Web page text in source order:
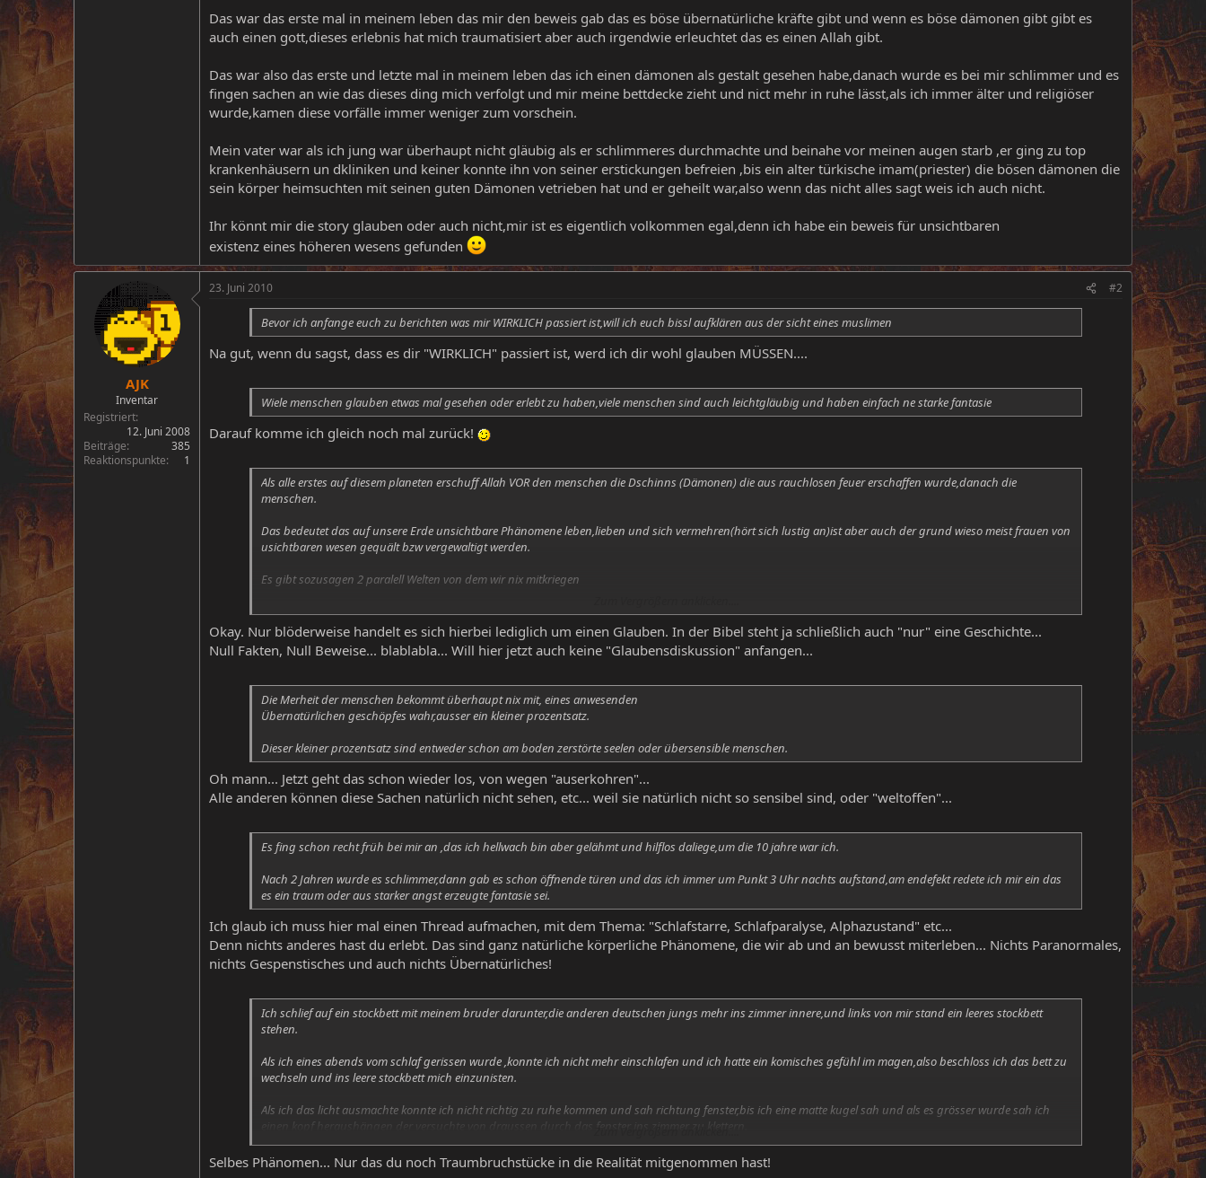
Das war das erste mal in meinem leben das mir den beweis gab das es böse übernatürliche kräfte gibt und wenn es böse dämonen gibt gibt es
auch einen gott,dieses erlebnis hat mich traumatisiert aber auch irgendwie erleuchtet das es einen Allah gibt.
Das war also das erste und letzte mal in meinem leben das ich einen dämonen als gestalt gesehen habe,danach wurde es bei mir schlimmer und es
fingen sachen an wie das dieses ding mich verfolgt und mir meine bettdecke zieht und nict mehr in ruhe lässt,als ich immer älter und religiöser
wurde,kamen diese vorfälle immer weniger zum vorschein.
Mein vater war als ich jung war überhaupt nicht gläubig als er schlimmeres durchmachte und beinahe vor meinen augen starb ,er ging zu top
krankenhäusern un dkliniken und keiner konnte ihn von seiner erstickungen befreien ,bis ein alter türkische imam(priester) die bösen dämonen die
sein körper heimsuchten mit seinen guten Dämonen vetrieben hat und er geheilt war,also wenn das nicht alles sagt weis ich auch nicht.
Ihr könnt mir die story glauben oder auch nicht,mir ist es eigentlich volkommen egal,denn ich habe ein beweis für unsichtbaren
existenz eines höheren wesens gefunden
AJK
Inventar
Registriert
12. Juni 2008
Beiträge
385
Reaktionspunkte
1
23. Juni 2010 #2
Bevor ich anfange euch zu berichten was mir WIRKLICH passiert ist,will ich euch bissl aufklären aus der sicht eines muslimen
Na gut, wenn du sagst, dass es dir "WIRKLICH" passiert ist, werd ich dir wohl glauben MÜSSEN....
Wiele menschen glauben etwas mal gesehen oder erlebt zu haben,viele menschen sind auch leichtgläubig und haben einfach ne starke fantasie
Darauf komme ich gleich noch mal zurück!
Als alle erstes auf diesem planeten erschuff Allah VOR den menschen die Dschinns (Dämonen) die aus rauchlosen feuer erschaffen wurde,danach die
menschen.
Das bedeutet das auf unsere Erde unsichtbare Phänomene leben,lieben und sich vermehren(hört sich lustig an)ist aber auch der grund wieso meist frauen von
usichtbaren wesen gequält bzw vergewaltigt werden.
Es gibt sozusagen 2 paralell Welten von dem wir nix mitkriegen
Und da die Dschinns eifersüchtig auf gottes liebstes geschöpf waren begannen manche zu schwören die menschen zu quälen und das menschliche gehirn an
schlimme dinge zu manupulieren.
Okay. Nur blöderweise handelt es sich hierbei lediglich um einen Glauben. In der Bibel steht ja schließlich auch "nur" eine Geschichte...
Null Fakten, Null Beweise... blablabla... Will hier jetzt auch keine "Glaubensdiskussion" anfangen...
Die Merheit der menschen bekommt überhaupt nix mit, eines anwesenden
Übernatürlichen geschöpfes wahr,ausser ein kleiner prozentsatz.
Dieser kleiner prozentsatz sind entweder schon am boden zerstörte seelen oder übersensible menschen.
Oh mann... Jetzt geht das schon wieder los, von wegen "auserkohren"...
Alle anderen können diese Sachen natürlich nicht sehen, etc... weil sie natürlich nicht so sensibel sind, oder "weltoffen"...
Es fing schon recht früh bei mir an ,das ich hellwach bin aber gelähmt und hilflos daliege,um die 10 jahre war ich.
Nach 2 Jahren wurde es schlimmer,dann gab es schon öffnende türen und das ich immer um Punkt 3 Uhr nachts aufstand,am endefekt redete ich mir ein das
es ein traum oder aus starker angst erzeugte fantasie sei.
Ich glaub ich muss hier mal einen Thread aufmachen, mit dem Thema: "Schlafstarre, Schlafparalyse, Alphazustand" etc...
Denn nichts anderes hast du erlebt. Das sind ganz natürliche körperliche Phänomene, die wir ab und an bewusst miterleben... Nichts Paranormales,
nichts Gespenstisches und auch nichts Übernatürliches!
Ich schlief auf ein stockbett mit meinem bruder darunter,die anderen deutschen jungs mehr ins zimmer innere,und links von mir stand ein leeres stockbett
stehen.
Als ich eines abends vom schlaf gerissen wurde ,konnte ich nicht mehr einschlafen und ich hatte ein komisches gefühl im magen,also beschloss ich das bett zu
wechseln und ins leere stockbett mich einzunisten.
Als ich das licht ausmachte konnte ich nicht richtig zu ruhe kommen und sah richtung fenster,bis ich eine matte kugel sah und als es grösser wurde sah ich
einen kopf heraushängen der versuchte von draussen durch das fenster ins zimmer zu klettern.
Wie gesagt kann ich mir das nicht erklären da das fenster zu und gardinen hangen,so bald darauf sahe ich wie dieser dschinn im zimmer stand,ich sah also
keinem menschen von mir mit haut und haare sondern einfach ein mänchen vor mich das matt goldbefleckt leuchtete und als es dan näher kam sah ich wie es
Selbes Phänomen... Nur das du noch Traumbruchstücke in die Realität mitgenommen hast!